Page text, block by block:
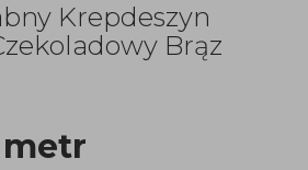
Krepdeszyn
Brąz